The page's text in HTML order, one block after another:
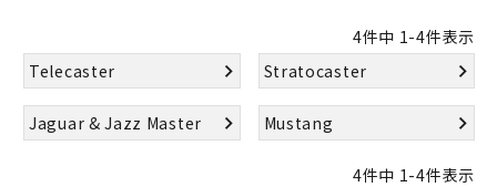
4件中 1-4件表示
Telecaster
Stratocaster
Jaguar & Jazz Master Mustang
4件中 1-4件表示